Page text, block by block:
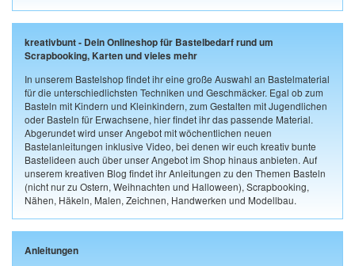
kreativbunt - Dein Onlineshop für Bastelbedarf rund um
Scrapbooking, Karten und vieles mehr
In unserem Bastelshop findet ihr eine große Auswahl an Bastelmaterial
für die unterschiedlichsten Techniken und Geschmäcker. Egal ob zum
Basteln mit Kindern und Kleinkindern, zum Gestalten mit Jugendlichen
oder Basteln für Erwachsene, hier findet ihr das passende Material.
Abgerundet wird unser Angebot mit wöchentlichen neuen
Bastelanleitungen inklusive Video, bei denen wir euch kreativ bunte
Bastelideen auch über unser Angebot im Shop hinaus anbieten. Auf
unserem kreativen Blog findet ihr Anleitungen zu den Themen Basteln
(nicht nur zu Ostern, Weihnachten und Halloween), Scrapbooking,
Nähen, Häkeln, Malen, Zeichnen, Handwerken und Modellbau.
Anleitungen